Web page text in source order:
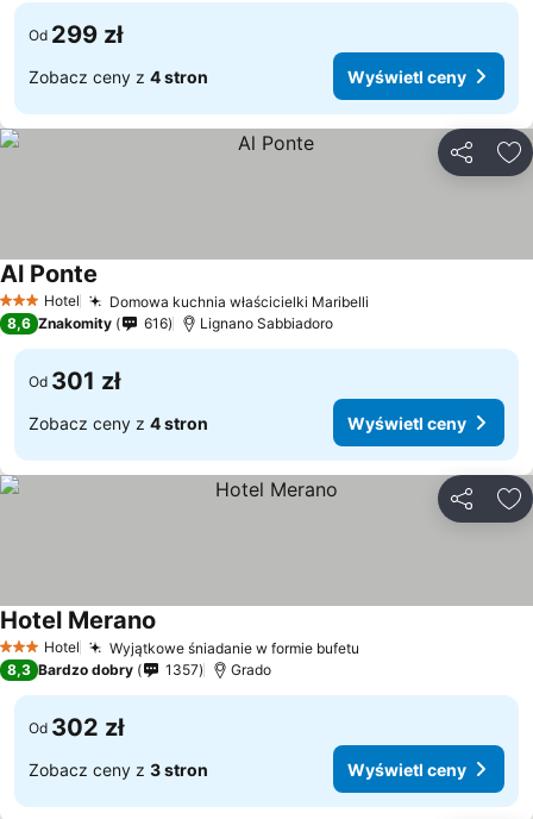
Od 299 zł
Zobacz ceny z 4 stron Wyświetl ceny
3 Kategoria
Hotel Domowa kuchnia właścicielki Maribelli
Al Ponte
8,6 Znakomity 616 Lignano Sabbiadoro
Od 301 zł
Zobacz ceny z 4 stron Wyświetl ceny
3 Kategoria
Hotel Wyjątkowe śniadanie w formie bufetu
Hotel Merano
8,3 Bardzo dobry 1357 Grado
Od 302 zł
Zobacz ceny z 3 stron Wyświetl ceny